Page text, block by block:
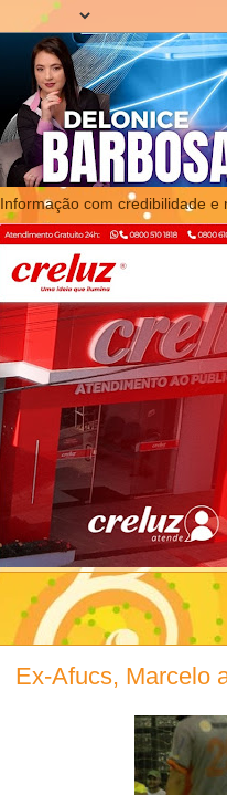
Informação com credibilidade e
Ex-Afucs, Marcelo